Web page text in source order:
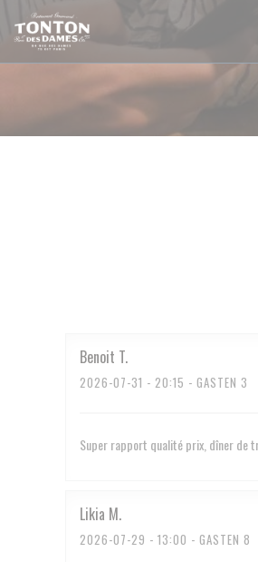
Cookies beheer paneel
Benoit T
2026-07-31 - 20:15 - GASTEN 3
Super rapport qualité prix, dîner de
Likia M
2026-07-29 - 13:00 - GASTEN 8